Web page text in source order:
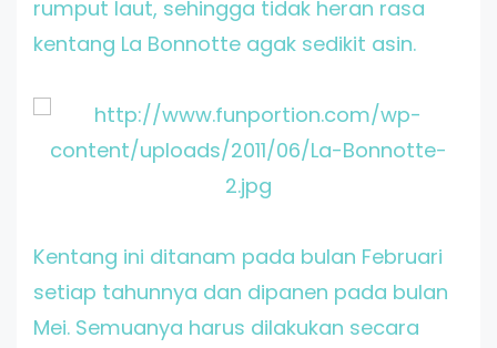
rumput laut, sehingga tidak heran rasa
kentang La Bonnotte agak sedikit asin.
Kentang ini ditanam pada bulan Februari
setiap tahunnya dan dipanen pada bulan
Mei. Semuanya harus dilakukan secara